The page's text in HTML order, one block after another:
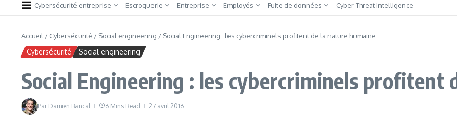
Cybersécurité entreprise Escroquerie Entreprise Employés Fuite de données Cyber Threat Intelligence
Accueil / Cybersécurité / Social engineering / Social Engineering : les cybercriminels profitent de la nature humaine
Cybersécurité Social engineering
Social Engineering : les cybercriminels profitent
Par Damien Bancal 6 Mins Read 27 avril 2016